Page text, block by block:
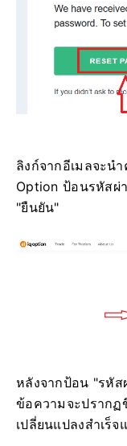
ลิงก์จากอีเมลจะน
Option ป้อนรหัส
"ยืนยัน"
หลังจากป้อน "รหั
ข้อความจะปรากฏ
เปลี่ยนแปลงสำเร็จ